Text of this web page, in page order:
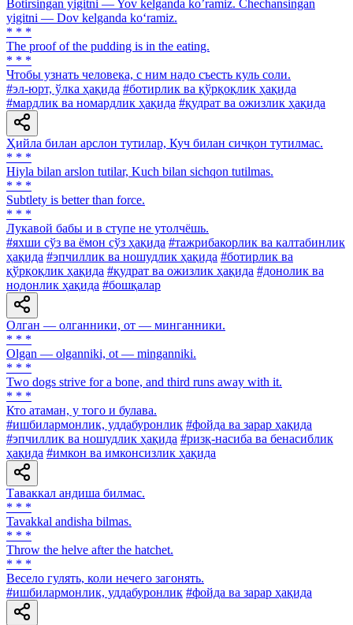
Botirsingan yigitni — Yov kelganda ko’ramiz. Chechansingan
yigitni — Dov kelganda ko‘ramiz.
* * *
The proof of the pudding is in the eating.
* * *
Чтобы узнать человека, с ним надо съесть куль соли.
#эл-юрт, ўлка ҳақида #ботирлик ва қўрқоқлик ҳақида
#мардлик ва номардлик ҳақида #қудрат ва ожизлик ҳақида
Ҳийла билан арслон тутилар, Куч билан сичқон тутилмас.
* * *
Hiyla bilan arslon tutilar, Kuch bilan sichqon tutilmas.
* * *
Subtlety is better than force.
* * *
Лукавой бабы и в ступе не утолчёшь.
#яхши сўз ва ёмон сўз ҳақида #тажрибакорлик ва калтабинлик
ҳақида #эпчиллик ва ношудлик ҳақида #ботирлик ва
қўрқоқлик ҳақида #қудрат ва ожизлик ҳақида #донолик ва
нодонлик ҳақида #бошқалар
Олган — олганники, от — минганники.
* * *
Olgan — olganniki, ot — minganniki.
* * *
Two dogs strive for a bone, and third runs away with it.
* * *
Кто атаман, у того и булава.
#ишбилармонлик, уддабуронлик #фойда ва зарар ҳақида
#эпчиллик ва ношудлик ҳақида #ризқ-насиба ва бенасиблик
ҳақида #имкон ва имконсизлик ҳақида
Таваккал андиша билмас.
* * *
Tavakkal andisha bilmas.
* * *
Throw the helve after the hatchet.
* * *
Весело гулять, коли нечего загонять.
#ишбилармонлик, уддабуронлик #фойда ва зарар ҳақида